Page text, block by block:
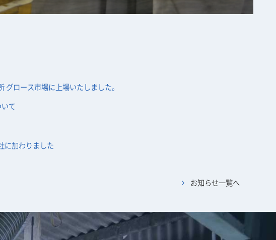
グロース市場に上場いたしました。
て
に加わりました
お知らせ一覧へ